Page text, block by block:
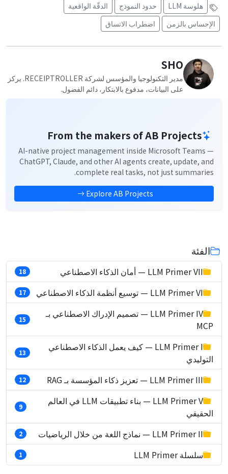
هلوسة LLM حدود النموذج
الدقّة الواقعية
الإحساس بالزمن
اضطراب الاتساق
SHO
مدير التكنولوجيا والمؤسس لشركة RECEIPTROLLER. يركز
على البيانات، مدفوع بالابتكار، دائم الفضول.
From the makers of AB Projects
AI-native project management inside Microsoft Teams —
ChatGPT, Claude, and other AI agents create, update, and
complete real tasks, not just summaries.
Explore AB Projects
الفئة
LLM Primer VII — أمان الذكاء الاصطناعي 18
LLM Primer VI — توسيع أنظمة الذكاء الاصطناعي 17
LLM Primer IV — تصميم الإدراك الاصطناعي بـ
MCP
15
LLM Primer I — كيف يعمل الذكاء الاصطناعي
التوليدي
13
LLM Primer III — تعزيز ذكاء المؤسسة بـ RAG 12
LLM Primer V — بناء تطبيقات LLM في العالم
الحقيقي
9
LLM Primer II — نماذج اللغة من خلال الرياضيات 2
سلسلة LLM Primer 1